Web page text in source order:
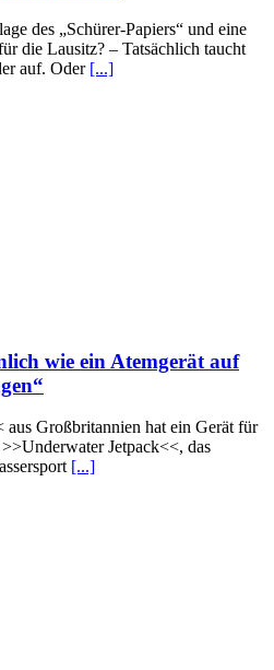
des „Schürer-Papiers“ und eine
die Lausitz? – Tatsächlich taucht
auf. Oder [...]
wie ein Atemgerät auf
Großbritannien hat ein Gerät für
Jetpack<<, das
[...]